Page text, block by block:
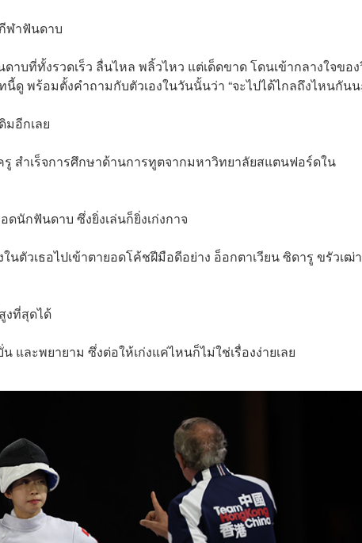
ฬาฟันดาบ
บที่ทั้งรวดเร็ว ลื่นไหล พลิ้วไหว แต่เด็ดขาด โดนเข้ากลางใจขอ
นี้ดู พร้อมตั้งคำถามกับตัวเองในวันนั้นว่า “จะไปได้ไกลถึงไหนกันน
มอีกเลย
สำเร็จการศึกษาด้านการทูตจากมหาวิทยาลัยสแตนฟอร์ดใน
นักฟันดาบ ซึ่งยิ่งเล่นก็ยิ่งเก่งกาจ
ตัวเธอไปเข้าตายอดโค้ชฝีมือดีอย่าง อ็อกตาเวียน ซิดารู ขรัวเฒ่
งที่สุดได้
ละพยายาม ซึ่งต่อให้เก่งแค่ไหนก็ไม่ใช่เรื่องง่ายเลย